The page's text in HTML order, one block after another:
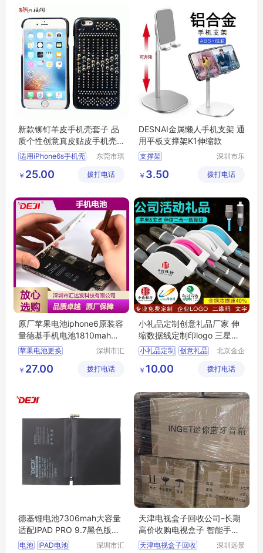
新款铆钉羊皮手机壳套子 品
质个性创意真皮贴皮手机壳
定制手机壳套
适用iPhone6s手机壳
真皮贴皮手机壳
铆钉手机套定做
东莞市琪
限公司
￥ 25.00 拨打电话
DESNAI金属懒人手机支架 通
用平板支撑架K1伸缩款
支撑架
深圳市乐
技有限公
￥ 3.50 拨打电话
原厂苹果电池iphone6原装容
量德基手机电池1810mah生
产知名品牌
苹果电池更换
真正做手机电池的厂家
深圳市汇
有限公司
￥ 27.00 拨打电话
小礼品定制创意礼品厂家 伸
缩数据线定制印logo 三星安
卓苹果二合一通用数据线 小
礼品印logo二维码印字批发
小礼品定制 创意礼品
二合一通用数据线
北京金企
有限公司
￥ 10.00 拨打电话
德基锂电池7306mah大容量
适配IPAD PRO 9.7黑色版环
保快充长续航
电池 IPAD电池
深圳市汇
天津电视盒子回收公司-长期
高价收购电视盒子 智能手环
录音笔
天津电视盒子回收
深圳远景